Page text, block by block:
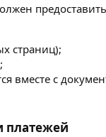
страниц);
вместе с
платежей​